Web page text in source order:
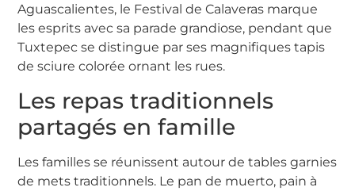
Aguascalientes, le Festival de Calaveras marque
les esprits avec sa parade grandiose, pendant que
Tuxtepec se distingue par ses magnifiques tapis
de sciure colorée ornant les rues.
Les repas traditionnels
partagés en famille
Les familles se réunissent autour de tables garnies
de mets traditionnels. Le pan de muerto, pain à